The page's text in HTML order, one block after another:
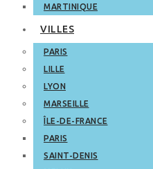
MARTINIQUE
VILLES
PARIS
LILLE
LYON
MARSEILLE
ÎLE-DE-FRANCE
PARIS
SAINT-DENIS